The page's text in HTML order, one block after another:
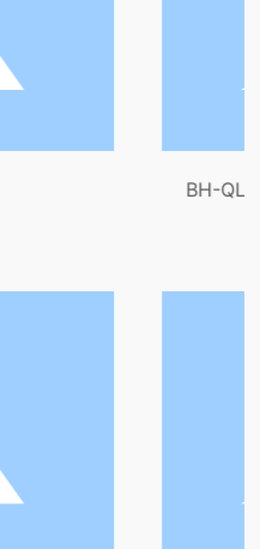
BH-QL 실험실을 위한 특